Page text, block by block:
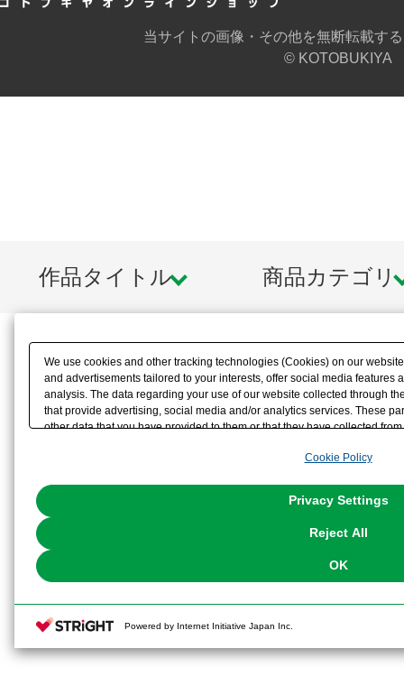
当サイトの画像・その他を無断転載す
© KOTOBUKIYA
作品タイトル 商品カテゴリ
We use cookies and other tracking technologies (Cookies) on our
and advertisements tailored to your interests, offer social media features
analysis. The data regarding your use of our website collected through
that provide advertising, social media and/or analytics services. These
other data that you have provided to them or that they have collected
the use of all Cookies except for Strictly Necessary Cookies, please
You can change your consent or rejection settings at any time via
Cookie Policy
Privacy Settings
Reject All
OK
Powered by Internet Initiative Japan Inc.